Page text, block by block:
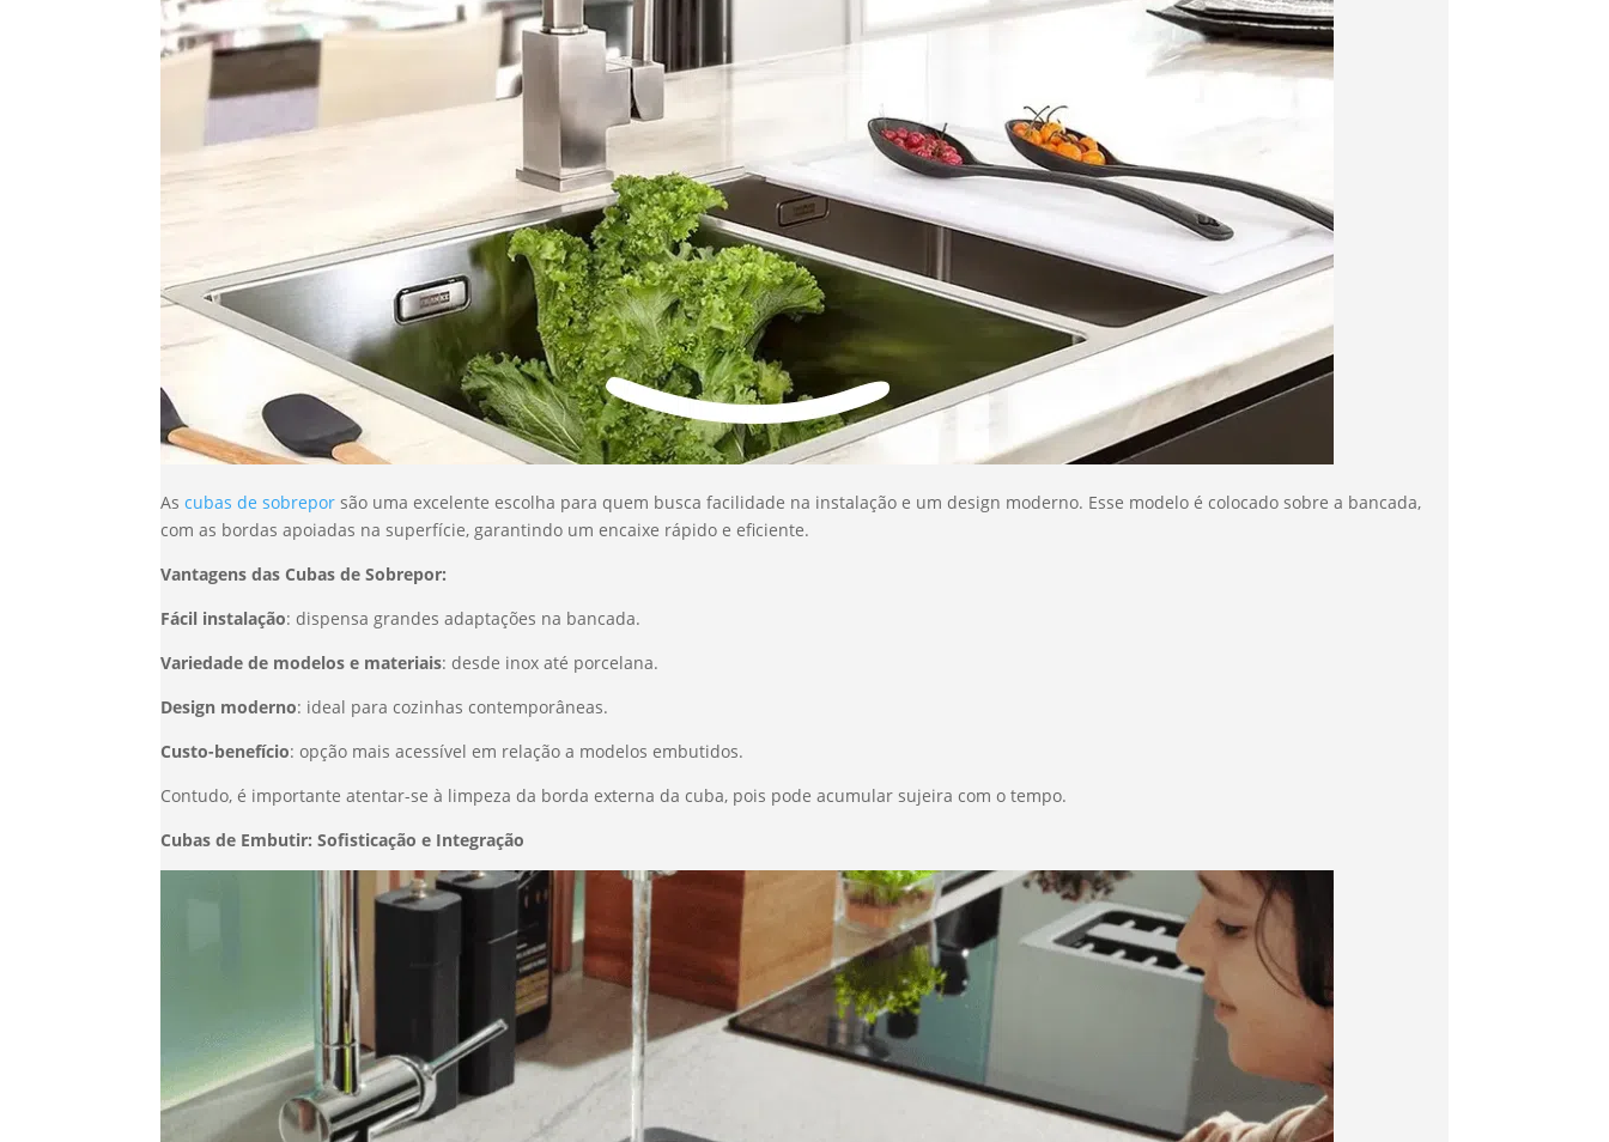
Ascubas de sobreporsão uma excelente escolha para quem busca facilidade na instalação e um design moderno. Esse modelo é colocado sobre a bancada,
com as bordas apoiadas na superfície, garantindo um encaixe rápido e eficiente.
Vantagens das Cubas de Sobrepor:
Fácil instalação: dispensa grandes adaptações na bancada.
Variedade de modelos e materiais: desde inox até porcelana.
Design moderno: ideal para cozinhas contemporâneas.
Custo-benefício: opção mais acessível em relação a modelos embutidos.
Contudo, é importante atentar-se à limpeza da borda externa da cuba, pois pode acumular sujeira com o tempo.
Cubas de Embutir: Sofisticação e Integração